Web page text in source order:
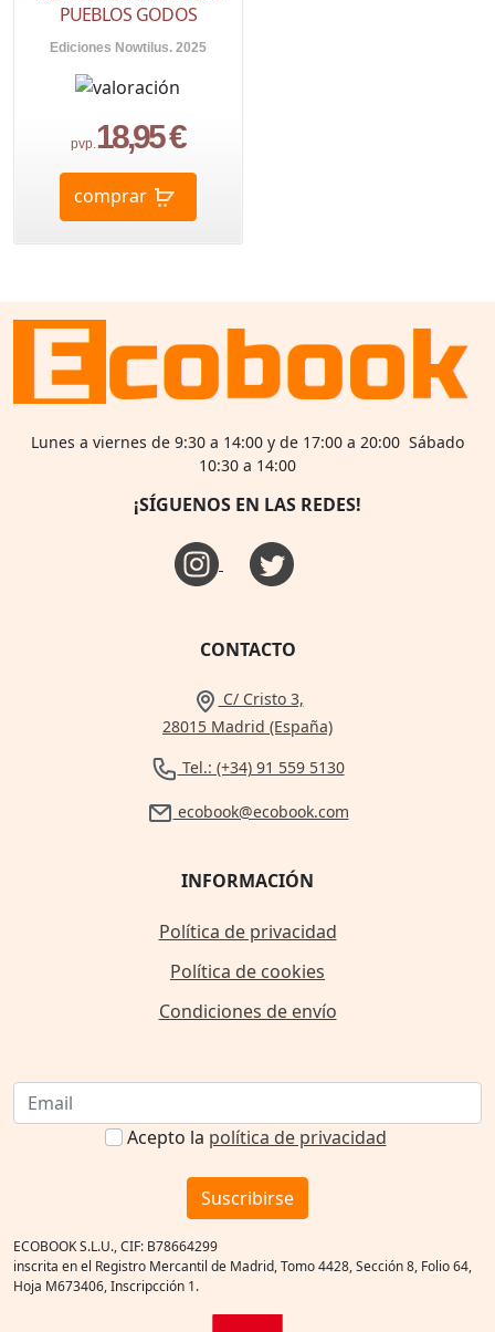
PUEBLOS GODOS
Ediciones Nowtilus. 2025
pvp.18,95 €
comprar
Lunes a viernes de 9:30 a 14:00 y de 17:00 a 20:00 Sábado
10:30 a 14:00
¡SÍGUENOS EN LAS REDES!
CONTACTO
C/ Cristo 3,
28015 Madrid (España)
Tel.: (+34) 91 559 5130
ecobook@ecobook.com
INFORMACIÓN
Política de privacidad
Política de cookies
Condiciones de envío
Acepto la política de privacidad
Suscribirse
ECOBOOK S.L.U., CIF: B78664299
inscrita en el Registro Mercantil de Madrid, Tomo 4428, Sección 8, Folio 64,
Hoja M673406, Inscripcción 1.